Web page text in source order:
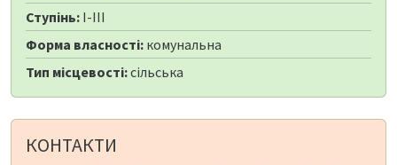
Ступінь: I-III
Форма власності: комунальна
Тип місцевості:сільська
КОНТАКТИ